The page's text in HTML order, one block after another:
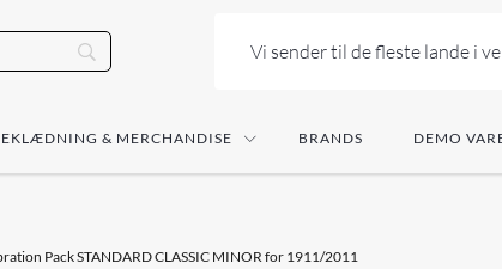
Vi sender til de fleste lande i
& MERCHANDISE BRANDS DEMO
Pack STANDARD CLASSIC MINOR for 1911/2011